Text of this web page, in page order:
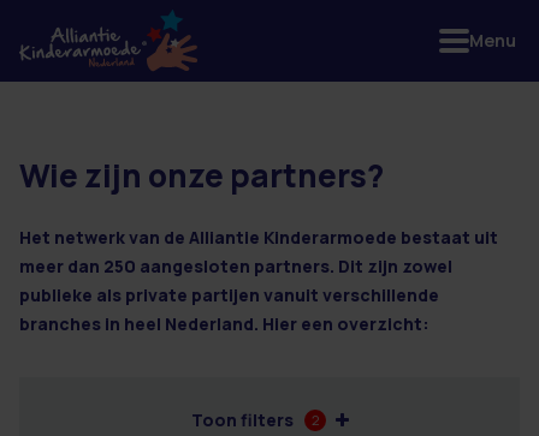
114 resultaten
Wie zijn onze partners?
Het netwerk van de Alliantie Kinderarmoede bestaat uit
meer dan 250 aangesloten partners. Dit zijn zowel
publieke als private partijen vanuit verschillende
branches in heel Nederland. Hier een overzicht:
Toon filters 2
Menu